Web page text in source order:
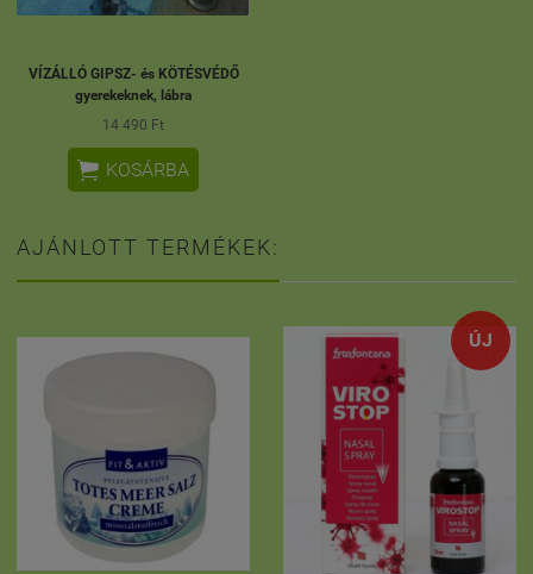
VÍZÁLLÓ GIPSZ- és KÖTÉSVÉDŐ
gyerekeknek, lábra
14 490 Ft
 KOSÁRBA
AJÁNLOTT TERMÉKEK:
ÚJ